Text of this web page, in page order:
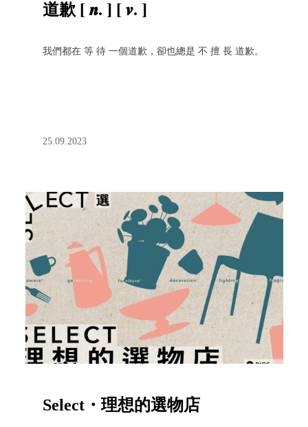
道歉 [ 𝒏. ] [ 𝒗. ]
我們都在 等 待 一個道歉，卻也總是 不 擅 長 道歉。
25.09.2023
Select・理想的選物店